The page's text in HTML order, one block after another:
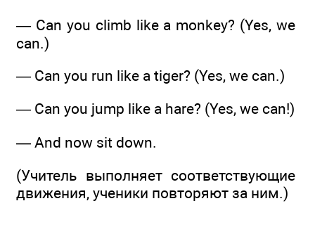
— Can you climb like a monkey? (Yes, we
can.)
— Can you run like a tiger? (Yes, we can.)
— Can you jump like a hare? (Yes, we can!)
— And now sit down.
(Учитель выполняет соответствующие
движения, ученики повторяют за ним.)